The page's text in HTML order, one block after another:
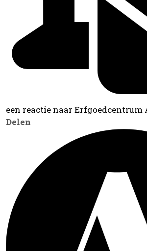
een reactie naar
Delen